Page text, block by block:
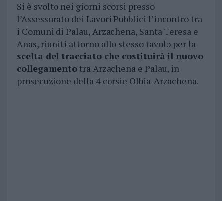
Si è svolto nei giorni scorsi presso
l’Assessorato dei Lavori Pubblici l’incontro tra
i Comuni di Palau, Arzachena, Santa Teresa e
Anas, riuniti attorno allo stesso tavolo per la
scelta del tracciato che costituirà il nuovo
collegamentotra Arzachena e Palau, in
prosecuzione della 4 corsie Olbia-Arzachena.